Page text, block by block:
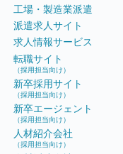
工場・製造業派遣
派遣求人サイト
求人情報サービス
転職サイト
（採用担当向け）
新卒採用サイト
（採用担当向け）
新卒エージェント
（採用担当向け）
人材紹介会社
（採用担当向け）